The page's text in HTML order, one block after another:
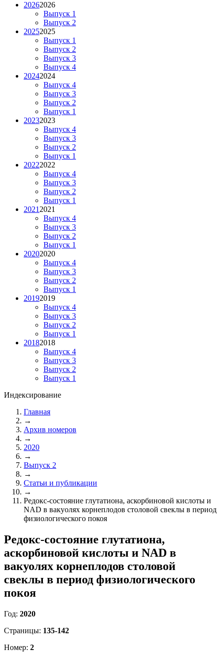
20262026
Выпуск 1
Выпуск 2
20252025
Выпуск 1
Выпуск 2
Выпуск 3
Выпуск 4
20242024
Выпуск 4
Выпуск 3
Выпуск 2
Выпуск 1
20232023
Выпуск 4
Выпуск 3
Выпуск 2
Выпуск 1
20222022
Выпуск 4
Выпуск 3
Выпуск 2
Выпуск 1
2021 2021
Выпуск 4
Выпуск 3
Выпуск 2
Выпуск 1
20202020
Выпуск 4
Выпуск 3
Выпуск 2
Выпуск 1
20192019
Выпуск 4
Выпуск 3
Выпуск 2
Выпуск 1
20182018
Выпуск 4
Выпуск 3
Выпуск 2
Выпуск 1
Индексирование
Главная
→
Архив номеров
→
2020
→
Выпуск 2
→
Статьи и публикации
→
Редокс-состояние глутатиона, аскорбиновой кислоты и
NAD в вакуолях корнеплодов столовой свеклы в период
физиологического покоя
Редокс-состояние глутатиона,
аскорбиновой кислоты и NAD в
вакуолях корнеплодов столовой
свеклы в период физиологического
покоя
Год: 2020
Страницы: 135-142
Номер: 2